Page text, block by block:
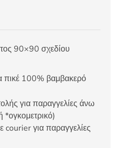
90×90 σχεδίου
100% βαμβακερό
για παραγγελίες άνω
*ογκομετρικό)
για παραγγελίες